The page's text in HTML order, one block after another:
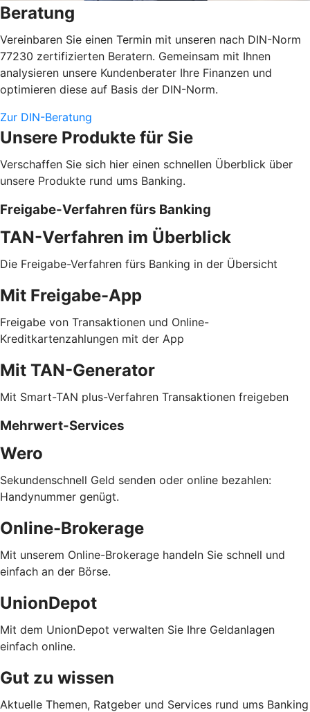
Beratung
Vereinbaren Sie einen Termin mit unseren nach DIN-Norm
77230 zertifizierten Beratern. Gemeinsam mit Ihnen
analysieren unsere Kundenberater Ihre Finanzen und
optimieren diese auf Basis der DIN-Norm.
Zur DIN-Beratung
Unsere Produkte für Sie
Verschaffen Sie sich hier einen schnellen Überblick über
unsere Produkte rund ums Banking.
Freigabe-Verfahren fürs Banking
TAN-Verfahren im Überblick
Die Freigabe-Verfahren fürs Banking in der Übersicht
Mit Freigabe-App
Freigabe von Transaktionen und Online-
Kreditkartenzahlungen mit der App
Mit TAN-Generator
Mit Smart-TAN plus-Verfahren Transaktionen freigeben
Mehrwert-Services
Wero
Sekundenschnell Geld senden oder online bezahlen:
Handynummer genügt.
Online-Brokerage
Mit unserem Online-Brokerage handeln Sie schnell und
einfach an der Börse.
UnionDepot
Mit dem UnionDepot verwalten Sie Ihre Geldanlagen
einfach online.
Gut zu wissen
Aktuelle Themen, Ratgeber und Services rund ums Banking